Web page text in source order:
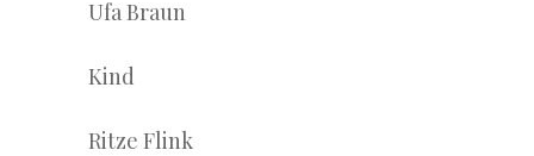
Ufa Braun
Kind
Ritze Flink